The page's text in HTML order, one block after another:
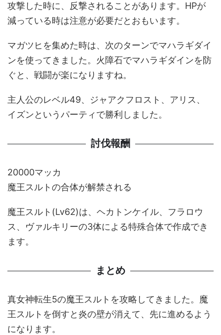
攻撃した時に、反撃されることがあります。HPが
減っている時は注意が必要だとおもいます。
マガツヒを集めた時は、次のターンでマハラギダイ
ンを使ってきました。火障石でマハラギダインを防
ぐと、戦闘が楽になりますね。
主人公のレベル49、ジャアクフロスト、アリス、
イズンというパーティで勝利しました。
討伐報酬
20000マッカ
魔王スルトの合体が解禁される
魔王スルト(Lv62)は、ヘカトンケイル、フラロウ
ス、ヴァルキリーの3体による特殊合体で作成でき
ます。
まとめ
真女神転生5の魔王スルトを攻略してきました。魔
王スルトを倒すと炎の壁が消えて、先に進めるよう
になります。